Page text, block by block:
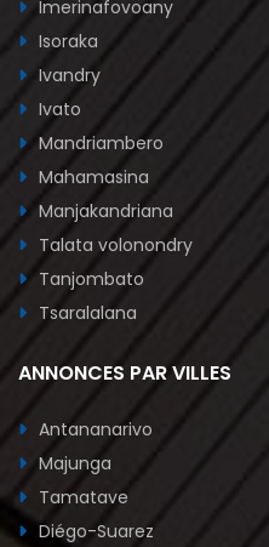
Imerinafovoany
Isoraka
Ivandry
Ivato
Mandriambero
Mahamasina
Manjakandriana
Talata volonondry
Tanjombato
Tsaralalana
ANNONCES PAR VILLES
Antananarivo
Majunga
Tamatave
Diégo-Suarez